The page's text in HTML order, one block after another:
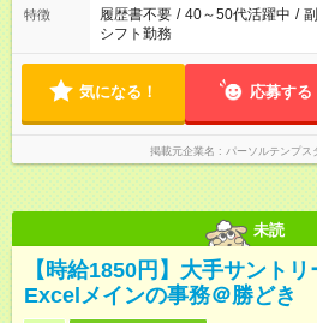
特徴 履歴書不要 / 40～50代活躍中 /
シフト勤務
気になる！ 応募する
掲載元企業名 パーソルテンプス
未読
【時給1850円】大手サントリ
Excelメインの事務＠勝どき